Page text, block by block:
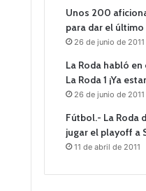
Unos 200
para dar el último
26 de junio de 2011
La Roda habló
La Roda 1 ¡Ya
26 de junio de 2011
Fútbol.- La Roda
jugar el playoff a
11 de abril de 2011